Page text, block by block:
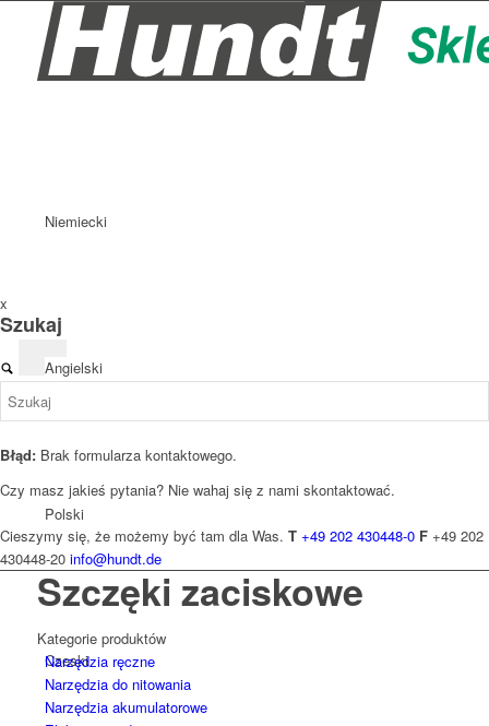
Niemiecki
Angielski
Polski
Czeski
x
Szukaj
Błąd: Brak formularza kontaktowego.
Czy masz jakieś pytania? Nie wahaj się z nami skontaktować.
Cieszymy się, że możemy być tam dla Was. T +49 202 430448-0 F +49 202
430448-20 info@hundt.de
Szczęki zaciskowe
Kategorie produktów
Narzędzia ręczne
Narzędzia do nitowania
Narzędzia akumulatorowe